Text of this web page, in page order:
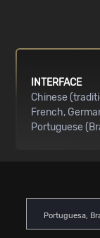
INTERFACE
Chinese
French
Portuguese
Portuguesa,